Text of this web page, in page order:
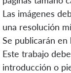
Las imágenes
una resolución
Se publicarán en
Este trabajo
introducción o